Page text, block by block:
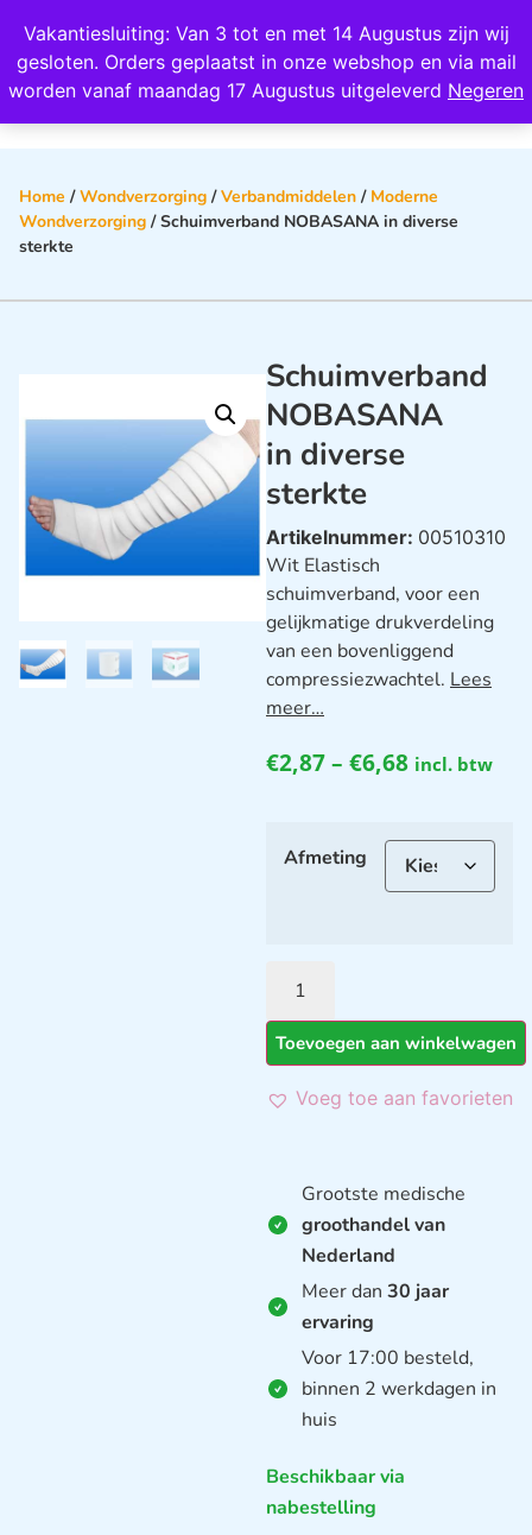
Vakantiesluiting: Van 3 tot en met 14 Augustus zijn wij
gesloten. Orders geplaatst in onze webshop en via mail
worden vanaf maandag 17 Augustus uitgeleverd Negeren
Wij scoren een 4,8 op Google
Home /Wondverzorging /Verbandmiddelen / Moderne
Wondverzorging / Schuimverband NOBASANA in diverse
sterkte
Schuimverband
NOBASANA
in diverse
sterkte
Artikelnummer: 00510310
Wit Elastisch
schuimverband, voor een
gelijkmatige drukverdeling
van een bovenliggend
compressiezwachtel. Lees
meer…
€2,87– €6,68 incl. btw
Afmeting
Toevoegen aan winkelwagen
Voeg toe aan favorieten
Grootste medische
groothandel van
Nederland
Meer dan 30 jaar
ervaring
Voor 17:00 besteld,
binnen 2 werkdagen in
huis
Beschikbaar via
nabestelling